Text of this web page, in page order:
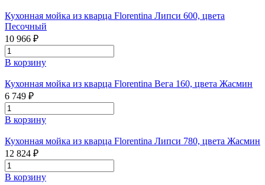
Кухонная мойка из кварца Florentina Липси 600, цвета
Песочный
10 966 ₽
В корзину
Кухонная мойка из кварца Florentina Вега 160, цвета Жасмин
6 749 ₽
В корзину
Кухонная мойка из кварца Florentina Липси 780, цвета Жасмин
12 824 ₽
В корзину